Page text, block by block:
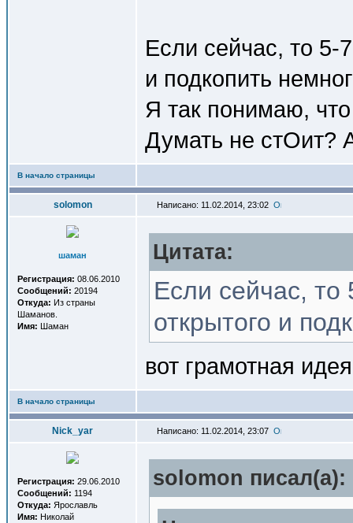
Если сейчас, то 5-
и подкопить
Я так понимаю,
Думать не стОит?
В начало страницы
solomon Написано: 11.02.2014, 23:02
шаман
Регистрация: 08.06.2010
Сообщений: 20194
Откуда: Из страны
Шаманов.
Имя: Шаман
Цитата:
Если сейчас, то
открытого и
вот грамотная
В начало страницы
Nick_yar Написано: 11.02.2014, 23:07
Регистрация: 29.06.2010
Сообщений: 1194
Откуда: Ярославль
Имя: Николай
solomon писал(a):